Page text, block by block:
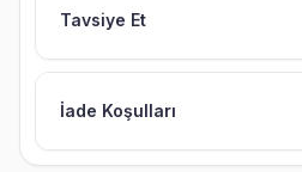
Tavsiye Et
İade Koşulları